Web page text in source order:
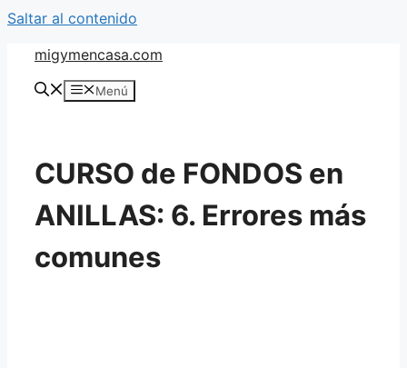
Saltar al contenido
migymencasa.com
Menú
CURSO de FONDOS en
ANILLAS: 6. Errores más
comunes